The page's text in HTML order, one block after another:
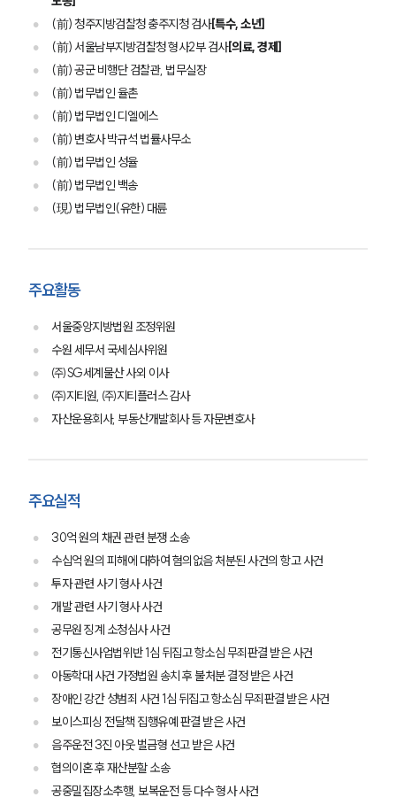
그룹소개
그룹소개
대륜의 강점
오시는 길
글로벌 파트너 로펌
(前) 청주지방검찰청 충주지청 검사[특수, 소년]
(前) 서울남부지방검찰청 형사2부 검사[의료, 경제]
(前) 공군 비행단 검찰관, 법무실장
(前) 법무법인 율촌
(前) 법무법인 디엘에스
(前) 변호사 박규석 법률사무소
(前) 법무법인 성율
(前) 법무법인 백송
(現) 법무법인(유한) 대륜
주요활동
서울중앙지방법원 조정위원
수원 세무서 국세심사위원
㈜SG세계물산 사외 이사
㈜지티원, ㈜지티플러스 감사
자산운용회사, 부동산개발회사 등 자문변호사
주요실적
30억 원의 채권 관련 분쟁 소송
수십억 원의 피해에 대하여 혐의없음 처분된 사건의 항고 사건
투자 관련 사기 형사 사건
개발 관련 사기 형사 사건
공무원 징계 소청심사 사건
전기통신사업법위반 1심 뒤집고 항소심 무죄판결 받은 사건
아동학대 사건 가정법원 송치 후 불처분 결정 받은 사건
장애인 강간 성범죄 사건 1심 뒤집고 항소심 무죄판결 받은 사건
보이스피싱 전달책 집행유예 판결 받은 사건
음주운전 3진 아웃 벌금형 선고 받은 사건
협의이혼 후 재산분할 소송
공중밀집장소추행, 보복운전 등 다수 형사 사건